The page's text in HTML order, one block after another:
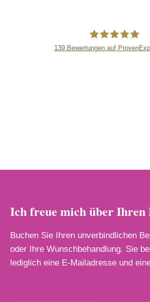
139 Bewertungen auf
Ich freue mich über Ihren
Buchen Sie Ihren unverbindlichen
oder Ihre Wunschbehandlung. Sie
lediglich eine E-Mailadresse und